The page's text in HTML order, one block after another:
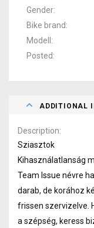
Gender
Bike brand
Modell
Posted
ADDITIONAL
Description
Sziasztok
Kihasználatlanság
Team Issue névre
darab, de korához
frissen szervizelve.
a szépség, keress